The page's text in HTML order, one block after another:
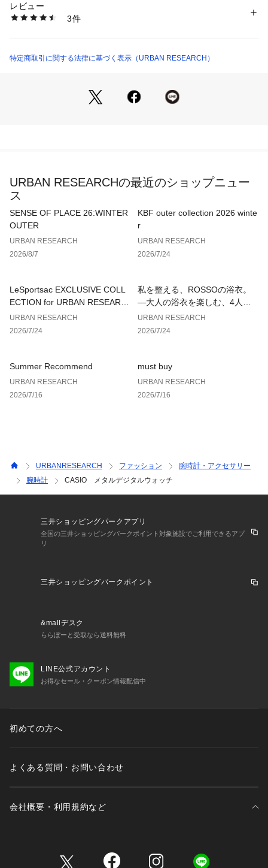
※電池交換は保証期間内でも有償となります。
※商品お届けの際の納品書は、お買上日を証明する書類とし
総重量 : 約24g
※商品画像は、光の当たり具合やパソコンなどの閲覧環境によ
お気に入り登録された商品は、マイページにて現在の価格情報
や在庫状況の確認が可能です。
お買い物リストの管理にぜひご利用ください。
洗濯：-
※詳しい洗濯方法については、商品の品質表示タグをご覧ください
DWA6-LW204 （ショップ）
レビュー
3件
特定商取引に関する法律に基づく表示（URBAN RESEARCH）
URBAN RESEARCHの最近のショップニュー
ス
SENSE OF PLACE 26:WINTER
OUTER
URBAN RESEARCH
2026/8/7
KBF outer collection 2026 winte
r
URBAN RESEARCH
2026/7/24
LeSportsac EXCLUSIVE COLL
ECTION for URBAN RESEARC
H
URBAN RESEARCH
2026/7/24
私を整える、ROSSOの浴衣。
—大人の浴衣を楽しむ、4人のT
IPS—
URBAN RESEARCH
2026/7/24
Summer Recommend
URBAN RESEARCH
2026/7/16
must buy
URBAN RESEARCH
2026/7/16
URBANRESEARCH ファッション
腕時計・アクセサリー
腕時計
CASIO メタルデジタルウォッチ
三井ショッピングパークアプリ
全国の三井ショッピングパークポイント対象施設でご利用できるアプ
リ
三井ショッピングパークポイント
&mallデスク
ららぽーと受取なら送料無料
LINE公式アカウント
お得なセール・クーポン情報配信中
初めての方へ
よくある質問・お問い合わせ
会社概要・利用規約など